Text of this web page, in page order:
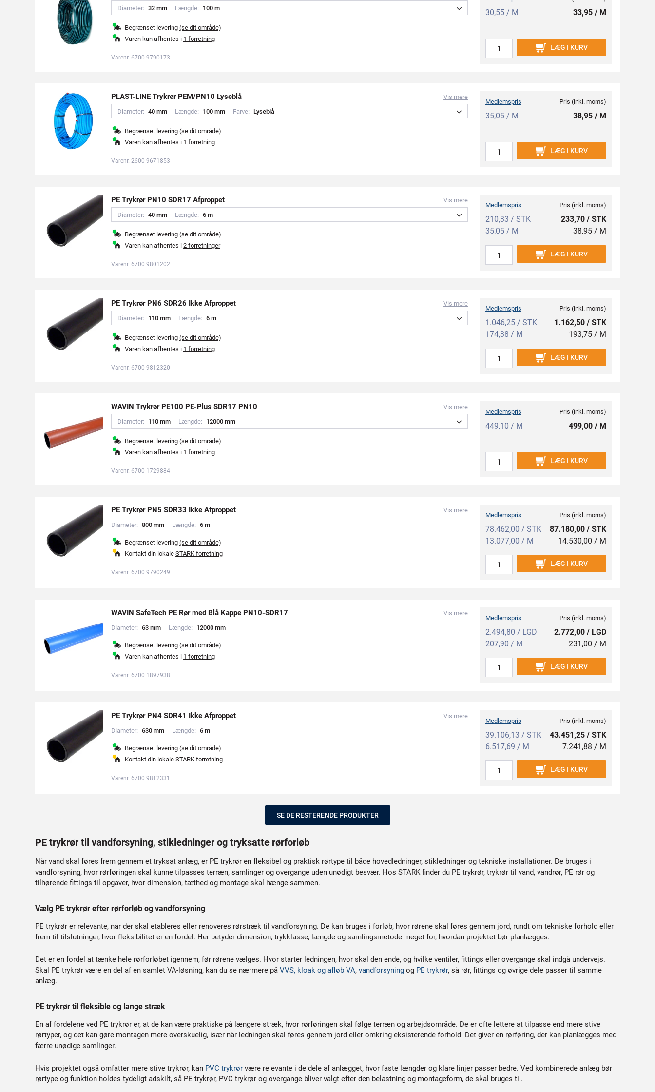
Diameter: 32 mm Længde: 100 m
Begrænset levering (se dit område)
Varen kan afhentes i 1 forretning
Varenr. 6700 9790173
30,55 / M 33,95 / M
LÆG I KURV
PLAST-LINE Trykrør PEM/PN10 Lyseblå
Vis mere
Diameter: 40 mm Længde: 100 mm Farve: Lyseb å
Begrænset levering (se dit område)
Varen kan afhentes i 1 forretning
Varenr. 2600 9671853
Medlemspris
35,05 / M
Pris (inkl. moms)
38,95 / M
LÆG I KURV
PE Trykrør PN10 SDR17 Afproppet
Vis mere
Diameter: 40 mm Længde: 6 m
Begrænset levering (se dit område)
Varen kan afhentes i 2 forretninger
Varenr. 6700 9801202
Medlemspris
210,33 / STK
35,05 / M
Pris (inkl. moms)
233,70 / STK
38,95 / M
LÆG I KURV
PE Trykrør PN6 SDR26 Ikke Afproppet
Vis mere
Diameter:
1 10 mm Længde: 6 m
Begrænset levering (se dit område)
Varen kan afhentes i 1 forretning
Varenr. 6700 9812320
Medlemspris
1.046,25 / STK
174,38 / M
Pris (inkl. moms)
1.162,50 / STK
193,75 / M
LÆG I KURV
WAVIN Trykrør PE100 PE-Plus SDR17 PN10
Vis mere
Diameter:
1 10 mm Længde: 12000 mm
Begrænset levering (se dit område)
Varen kan afhentes i 1 forretning
Varenr. 6700 1729884
Medlemspris
449,10 / M
Pris (inkl. moms)
499,00 / M
LÆG I KURV
PE Trykrør PN5 SDR33 Ikke Afproppet
Vis mere
Diameter: 800 mm Længde: 6 m
Begrænset levering (se dit område)
Kontakt din lokale STARK forretning
Varenr. 6700 9790249
Medlemspris
78.462,00 / STK
13.077,00 / M
Pris (inkl. moms)
87.180,00 / STK
14.530,00 / M
LÆG I KURV
WAVIN SafeTech PE Rør med Blå Kappe PN10-SDR17
Vis mere
Diameter: 63 mm Længde: 12000 mm
Begrænset levering (se dit område)
Varen kan afhentes i 1 forretning
Varenr. 6700 1897938
Medlemspris
2.494,80 / LGD
207,90 / M
Pris (inkl. moms)
2.772,00 / LGD
231,00 / M
LÆG I KURV
PE Trykrør PN4 SDR41 Ikke Afproppet
Vis mere
Diameter: 630 mm Længde: 6 m
Begrænset levering (se dit område)
Kontakt din lokale STARK forretning
Varenr. 6700 9812331
Medlemspris
39.106,13 / STK
6.517,69 / M
Pris (inkl. moms)
43.451,25 / STK
7.241,88 / M
LÆG I KURV
SE DE RESTERENDE PRODUKTER
PE trykrør til vandforsyning, stikledninger og tryksatte rørforløb
Når vand skal føres frem gennem et tryksat anlæg, er PE trykrør en fleksibel og praktisk rørtype til både hovedledninger, stikledninger og tekniske installationer. De bruges i
vandforsyning, hvor rørføringen skal kunne tilpasses terræn, samlinger og overgange uden unødigt besvær. Hos STARK finder du PE trykrør, trykrør til vand, vandrør, PE rør og
tilhørende fittings til opgaver, hvor dimension, tæthed og montage skal hænge sammen.
Vælg PE trykrør efter rørforløb og vandforsyning
PE trykrør er relevante, når der skal etableres eller renoveres rørstræk til vandforsyning. De kan bruges i forløb, hvor rørene skal føres gennem jord, rundt om tekniske forhold eller
frem til tilslutninger, hvor fleksibilitet er en fordel. Her betyder dimension, trykklasse, længde og samlingsmetode meget for, hvordan projektet bør planlægges.
Det er en fordel at tænke hele rørforløbet igennem, før rørene vælges. Hvor starter ledningen, hvor skal den ende, og hvilke ventiler, fittings eller overgange skal indgå undervejs.
Skal PE trykrør være en del af en samlet VA-løsning, kan du se nærmere på VVS, kloak og afløb VA, vandforsyning og PE trykrør, så rør, fittings og øvrige dele passer til samme
anlæg.
PE trykrør til fleksible og lange stræk
En af fordelene ved PE trykrør er, at de kan være praktiske på længere stræk, hvor rørføringen skal følge terræn og arbejdsområde. De er ofte lettere at tilpasse end mere stive
rørtyper, og det kan gøre montagen mere overskuelig, især når ledningen skal føres gennem jord eller omkring eksisterende forhold. Det giver en rørføring, der kan planlægges med
færre unødige samlinger.
Hvis projektet også omfatter mere stive trykrør, kan PVC trykrør være relevante i de dele af anlægget, hvor faste længder og klare linjer passer bedre. Ved kombinerede anlæg bør
rørtype og funktion holdes tydeligt adskilt, så PE trykrør, PVC trykrør og overgange bliver valgt efter den belastning og montageform, de skal bruges til.